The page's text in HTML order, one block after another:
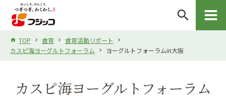
search
TOP 食育
食育活動リポート
カスピ海ヨーグルトフォーラム
ヨーグルトフォーラムin大阪
カスピ海ヨーグルトフォーラム